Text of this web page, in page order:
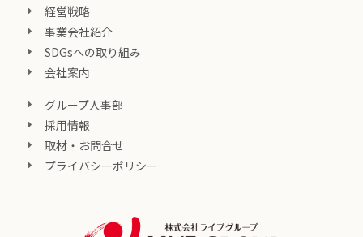
経営戦略
事業会社紹介
SDGsへの取り組み
会社案内
グループ人事部
採用情報
取材・お問合せ
プライバシーポリシー